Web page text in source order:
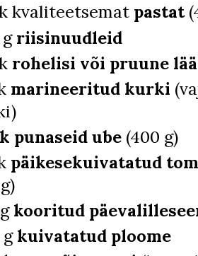
kvaliteetsemat pastat
riisinuudleid
rohelisi või pruune
marineeritud kurki
punaseid ube (400 g)
päikesekuivatatud
kooritud
g kuivatatud ploome